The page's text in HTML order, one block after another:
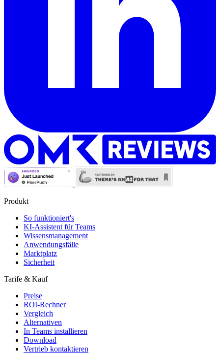
Produkt
So funktioniert's
KI-Assistent für Teams
Wissensmanagement
Anwendungsfälle
Marktplatz
Sicherheit
Tarife & Kauf
Preise
ROI-Rechner
Vergleich
Alternativen
In Teams installieren
Download
Vertrieb kontaktieren